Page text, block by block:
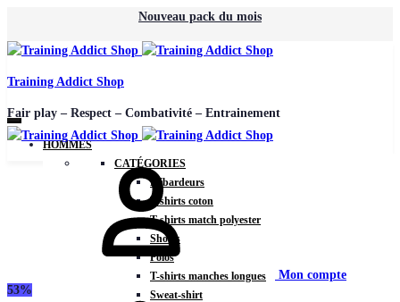
Nouveau pack du mois
Training Addict Shop
Fair play – Respect – Combativité – Entrainement
HOMMES
CATÉGORIES
Débardeurs
T-shirts coton
T-shirts match polyester
Shorts
Polos
T-shirts manches longues
Sweat-shirt
Mon compte
53%